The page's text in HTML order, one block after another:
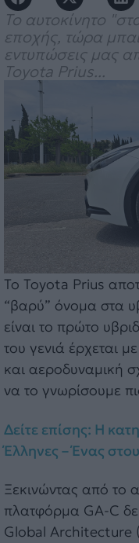
Το αυτοκίνητο
εποχής, τώρα
εντυπώσεις μας
Toyota Prius...
Το Toyota Prius
“βαρύ” όνομα στα
είναι το πρώτο
του γενιά έρχεται
και αεροδυναμική
να το γνωρίσουμε
Δείτε επίσης: Η
Έλληνες – Ένας
Ξεκινώντας από το
πλατφόρμα GA-C
Global Architecture